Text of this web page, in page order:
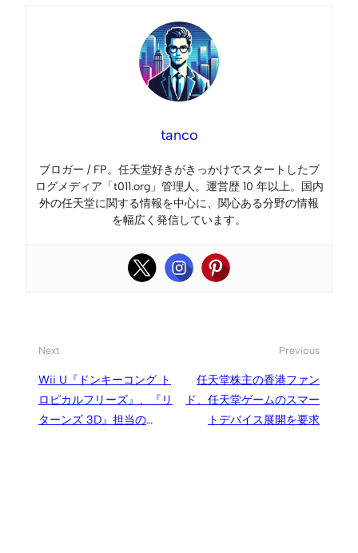
tanco
ブロガー / FP。任天堂好きがきっかけでスタートしたブ
ログメディア「t011.org」管理人。運営歴 10 年以上。国内
外の任天堂に関する情報を中心に、関心ある分野の情報
を幅広く発信しています。
Next
Wii U『ドンキーコング ト
ロピカルフリーズ』、『リ
ターンズ 3D』担当の
Previous
任天堂株主の香港ファン
ド、任天堂ゲームのスマー
トデバイス展開を要求